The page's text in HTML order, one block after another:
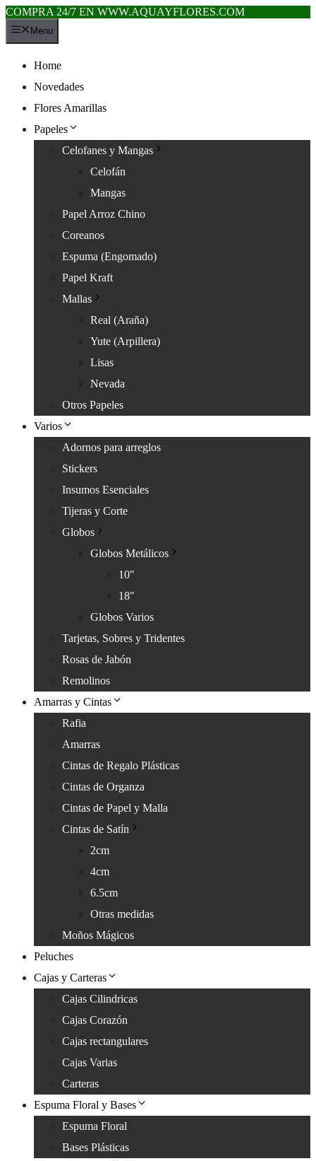
COMPRA 24/7 EN WWW.AQUAYFLORES.COM
Saltar
al
Menu
Home
Novedades
Flores Amarillas
Papeles
Celofanes y Mangas
Celofán
Mangas
Papel Arroz Chino
Coreanos
Espuma (Engomado)
Papel Kraft
Mallas
Real (Araña)
Yute (Arpillera)
Lisas
Nevada
Otros Papeles
Varios
Adornos para arreglos
Stickers
Insumos Esenciales
Tijeras y Corte
Globos
Globos Metálicos
10″
18″
Globos Varios
Tarjetas, Sobres y Tridentes
Rosas de Jabón
Remolinos
Amarras y Cintas
Rafia
Amarras
Cintas de Regalo Plásticas
Cintas de Organza
Cintas de Papel y Malla
Cintas de Satín
2cm
4cm
6.5cm
Otras medidas
Moños Mágicos
Peluches
Cajas y Carteras
Cajas Cilindricas
Cajas Corazón
Cajas rectangulares
Cajas Varias
Carteras
Espuma Floral y Bases
Espuma Floral
Bases Plásticas